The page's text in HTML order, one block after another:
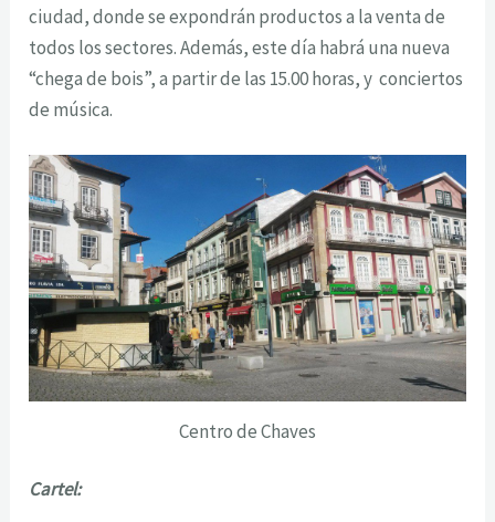
ciudad, donde se expondrán productos a la venta de
todos los sectores. Además, este día habrá una nueva
“chega de bois”, a partir de las 15.00 horas, y conciertos
de música.
Centro de Chaves
Cartel: